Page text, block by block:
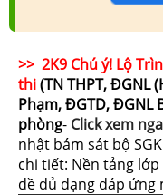
>> 2K9 Chú ý! Lộ
thi(TN THPT, ĐGNL
Phạm, ĐGTD, ĐGNL
phòng- Click xem
nhật bám sát bộ
chi tiết: Nền tảng lớp
đề đủ dạng đáp ứng